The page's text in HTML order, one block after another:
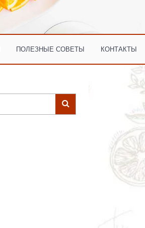
ПОЛЕЗНЫЕ СОВЕТЫ КОНТАКТЫ